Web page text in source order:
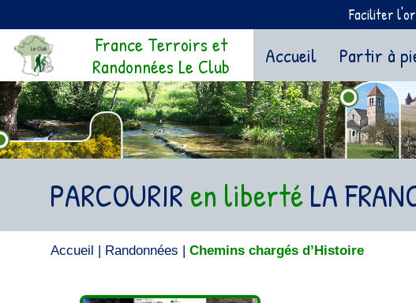
Faciliter
France Terroirs et
Randonnées Le Club
Accueil(current)
Partir à
PARCOURIR en libertéLA
Accueil | Randonnées | Chemins chargés d’Histoire